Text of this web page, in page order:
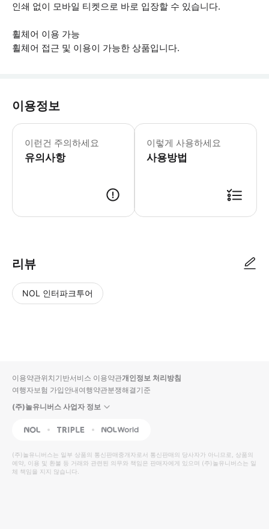
인쇄 없이 모바일 티켓으로 바로 입장할 수 있습니다.
휠체어 이용 가능
휠체어 접근 및 이용이 가능한 상품입니다.
이용정보
이런건 주의하세요
유의사항
▶ 꼭 알아두세요 * 어린이는 성인 보
이렇게 사용하세요
사용방법
리뷰
NOL 인터파크투어
입니
다.
높
은
순
동
영
상
순
상
이용약관위치기반서비스 이용약관개인정보 처리방침
여행자보험 가입안내여행약관분쟁해결기준
(주)놀유니버스 사업자 정보
NOL Triple Interpark Global
(주)놀유니버스는 일부 상품의 통신판매중개자로서 통신판매의 당사자가 아니므로, 상품의
예약, 이용 및 환불 등 거래와 관련된 의무와 책임은 판매자에게 있으며 (주)놀유니버스는 일
체 책임을 지지 않습니다.